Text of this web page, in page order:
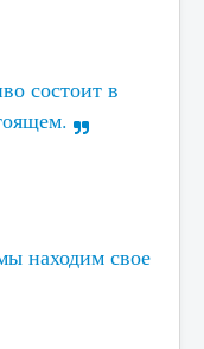
состоит в
находим свое